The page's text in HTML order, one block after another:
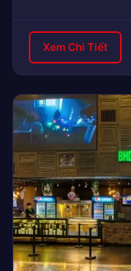
Xem Chi Tiết